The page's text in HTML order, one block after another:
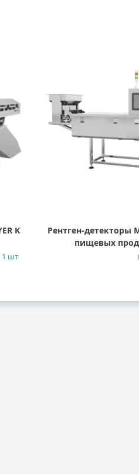
K
1 шт
Рентген-детекторы
пищевых